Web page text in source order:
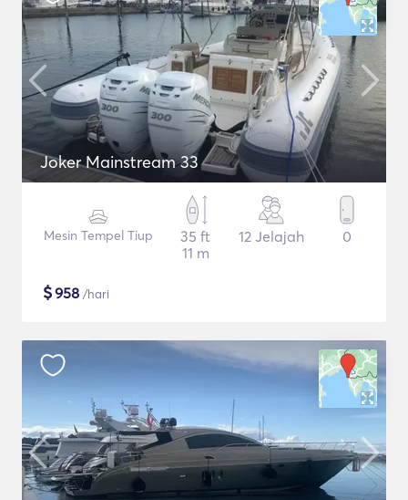
Joker Mainstream 33
Mesin Tempel Tiup
35 ft
11 m
12 Jelajah 0
$958 /hari